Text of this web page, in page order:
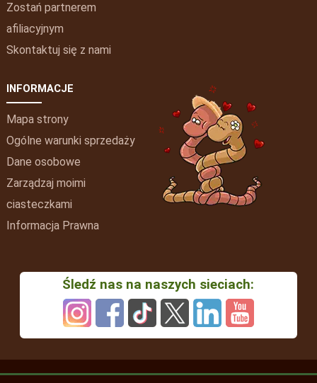
Zostań partnerem
afiliacyjnym
Skontaktuj się z nami
INFORMACJE
Mapa strony
Ogólne warunki sprzedaży
Dane osobowe
Zarządzaj moimi
ciasteczkami
Informacja Prawna
Śledź nas na naszych sieciach: